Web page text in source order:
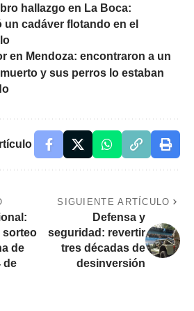
hallazgo en La Boca:
un cadáver flotando en el
en Mendoza: encontraron a un
y sus perros lo estaban
sorteo
de
de
SIGUIENTE ARTÍCULO
Defensa y
seguridad: revertir
tres décadas de
desinversión